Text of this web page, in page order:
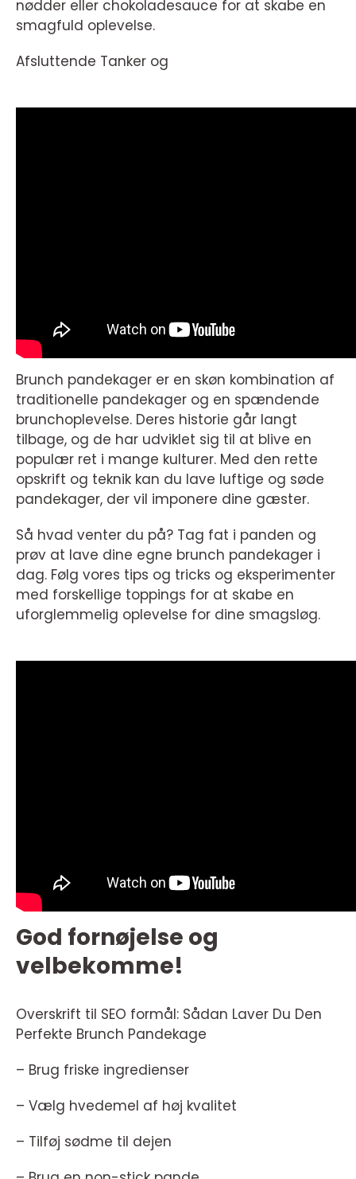
nødder eller chokoladesauce for at skabe en
smagfuld oplevelse.
Afsluttende Tanker og
Brunch pandekager er en skøn kombination af
traditionelle pandekager og en spændende
brunchoplevelse. Deres historie går langt
tilbage, og de har udviklet sig til at blive en
populær ret i mange kulturer. Med den rette
opskrift og teknik kan du lave luftige og søde
pandekager, der vil imponere dine gæster.
Så hvad venter du på? Tag fat i panden og
prøv at lave dine egne brunch pandekager i
dag. Følg vores tips og tricks og eksperimenter
med forskellige toppings for at skabe en
uforglemmelig oplevelse for dine smagsløg.
God fornøjelse og
velbekomme!
Overskrift til SEO formål: Sådan Laver Du Den
Perfekte Brunch Pandekage
– Brug friske ingredienser
– Vælg hvedemel af høj kvalitet
– Tilføj sødme til dejen